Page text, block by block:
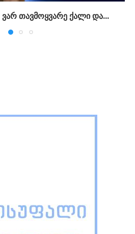
ვარ თავმოყვარე ქალი და...